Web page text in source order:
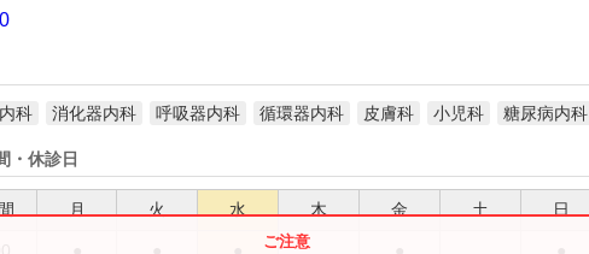
科 消化器内科 呼吸器内科 循環器内科 皮膚科 小児科 糖尿病内科
・休診日
月 火 水 木 金 土 日